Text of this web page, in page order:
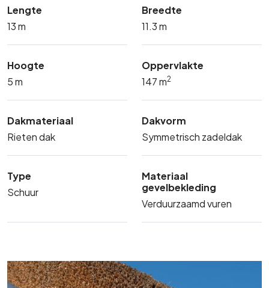
Lengte
13 m
Breedte
11.3 m
Hoogte
5 m
Oppervlakte
147 m2
Dakmateriaal
Rieten dak
Dakvorm
Symmetrisch zadeldak
Type
Schuur
Materiaal
gevelbekleding
Verduurzaamd vuren